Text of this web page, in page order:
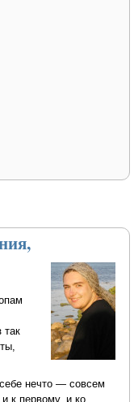
так
нечто — совсем
к первому, и ко